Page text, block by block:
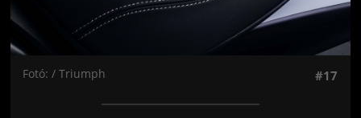
Fotó: / Triumph #17